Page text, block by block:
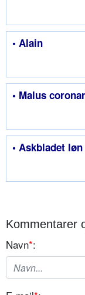
• Alain
• Malus
• Askbladet
Kommentarer
Navn*: